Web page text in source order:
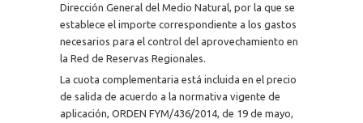
Dirección General del Medio Natural, por la que se
establece el importe correspondiente a los gastos
necesarios para el control del aprovechamiento en
la Red de Reservas Regionales.
La cuota complementaria está incluida en el precio
de salida de acuerdo a la normativa vigente de
aplicación, ORDEN FYM/436/2014, de 19 de mayo,